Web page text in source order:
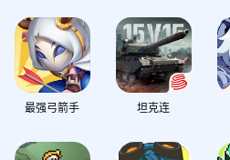
最强弓箭手 坦克连